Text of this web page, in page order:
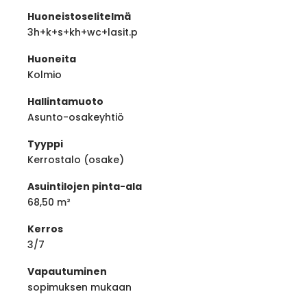
Huoneistoselitelmä
3h+k+s+kh+wc+lasit.p
Huoneita
Kolmio
Hallintamuoto
Asunto-osakeyhtiö
Tyyppi
Kerrostalo (osake)
Asuintilojen pinta-ala
68,50 m²
Kerros
3/7
Vapautuminen
sopimuksen mukaan